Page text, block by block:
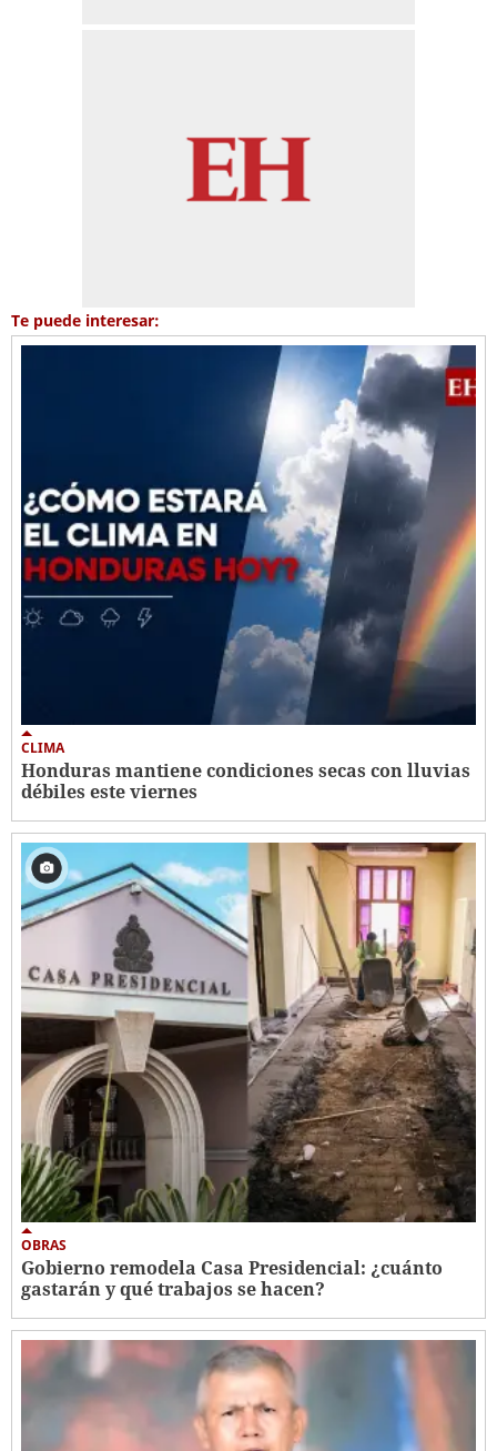
Te puede interesar:
CLIMA
Honduras mantiene condiciones secas con lluvias
débiles este viernes
OBRAS
Gobierno remodela Casa Presidencial: ¿cuánto
gastarán y qué trabajos se hacen?